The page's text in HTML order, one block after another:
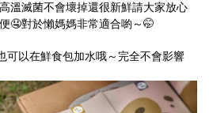
溫滅菌不會壞掉還很新鮮請大家放心
🤤對於懶媽媽非常適合喲～🤭
可以在鮮食包加水哦～完全不會影響